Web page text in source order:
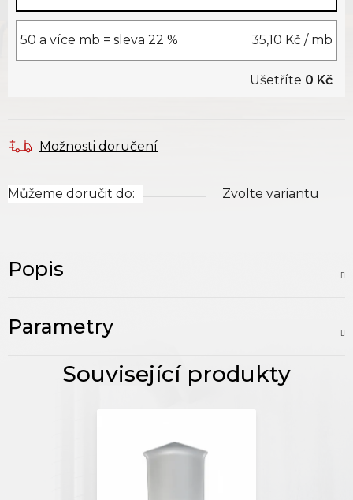
Můžeme doručit do: Zvolte variantu
50 a více mb = sleva 22 % 35,10 Kč / mb
Ušetříte 0 Kč
Možnosti doručení
Popis
Parametry